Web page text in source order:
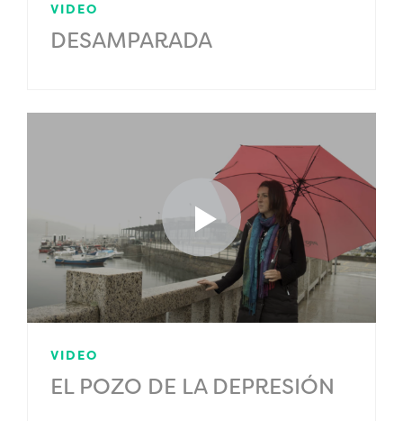
VIDEO
DESAMPARADA
VIDEO
EL POZO DE LA DEPRESIÓN